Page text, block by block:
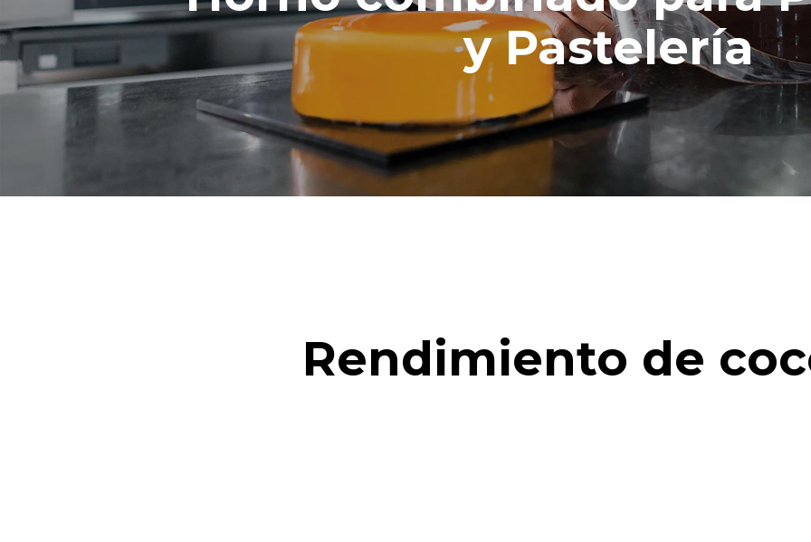
1 lavado corto
y Pastelería
Rendimiento de